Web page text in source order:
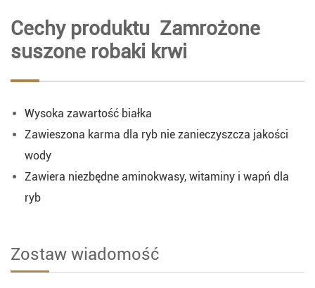
Cechy produktu Zamrożone
suszone robaki krwi
Wysoka zawartość białka
Zawieszona karma dla ryb nie zanieczyszcza jakości
wody
Zawiera niezbędne aminokwasy, witaminy i wapń dla
ryb
Zostaw wiadomość